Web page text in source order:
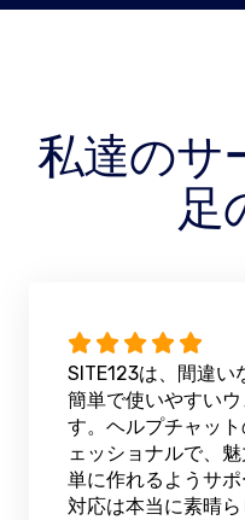
私達のサ
足
SITE123は、間違い
簡単で使いやすい
す。ヘルプチャッ
ェッショナルで、
単に作れるようサ
対応は本当に素晴